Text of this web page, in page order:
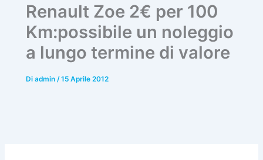
Renault Zoe 2€ per 100
Km:possibile un noleggio
a lungo termine di valore
Di admin /15 Aprile 2012